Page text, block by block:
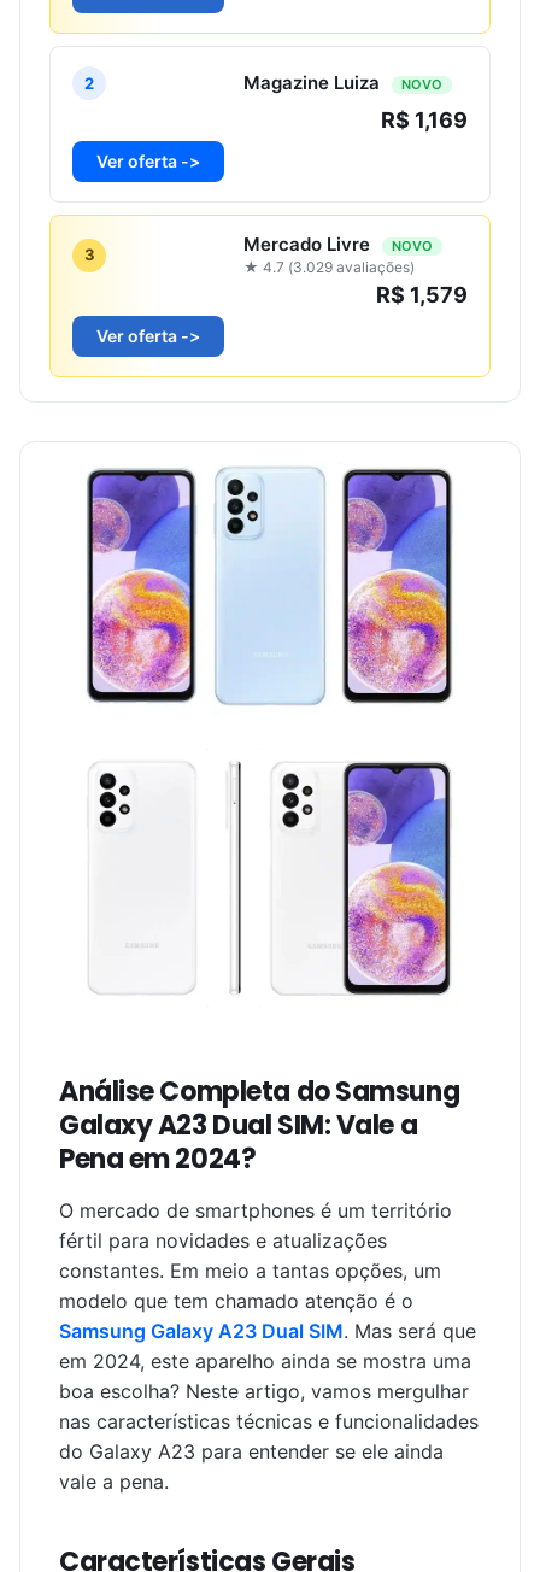
2 Magazine Luiza NOVO
R$ 1,169
Ver oferta ->
3 Mercado Livre NOVO
★ 4.7 (3.029 avaliações)
R$ 1,579
Ver oferta ->
Análise Completa do Samsung
Galaxy A23 Dual SIM: Vale a
Pena em 2024?
O mercado de smartphones é um território
fértil para novidades e atualizações
constantes. Em meio a tantas opções, um
modelo que tem chamado atenção é o
Samsung Galaxy A23 Dual SIM. Mas será que
em 2024, este aparelho ainda se mostra uma
boa escolha? Neste artigo, vamos mergulhar
nas características técnicas e funcionalidades
do Galaxy A23 para entender se ele ainda
vale a pena.
Características Gerais